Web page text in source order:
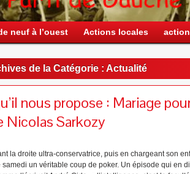
neuf à l’ouest Actions locales
de la Catégorie : Actualité
nous propose : Mariage
Nicolas Sarkozy
la droite ultra-conservatrice, puis en chargeant son
un véritable coup de poker. Un épisode qui en